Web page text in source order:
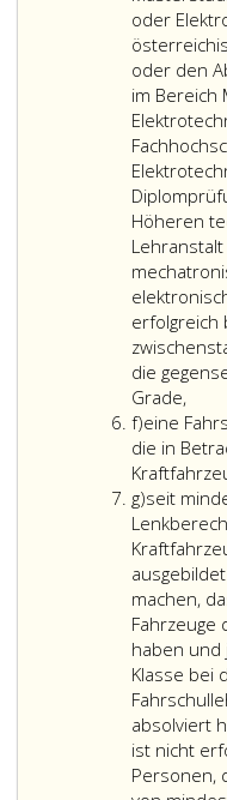
auf
die
Lage
ihres
die
Leitung
der
lassen,
sofern
nicht
für
weitere
111,
Absatz
eins,)
ein
wird,
oder
oder den
im Bereich
Höheren
erfolgreich
die
Grade,
f)Litera
f
eine
die in
g)Litera
g
seit
machen,
Fahrzeuge
haben und
Klasse bei
absolviert
ist nicht
Personen,